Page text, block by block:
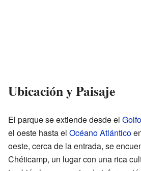
Ubicación y Paisaje
El parque se extiende desde el
el oeste hasta el Océano Atlántico
oeste, cerca de la entrada, se
Chéticamp, un lugar con una rica